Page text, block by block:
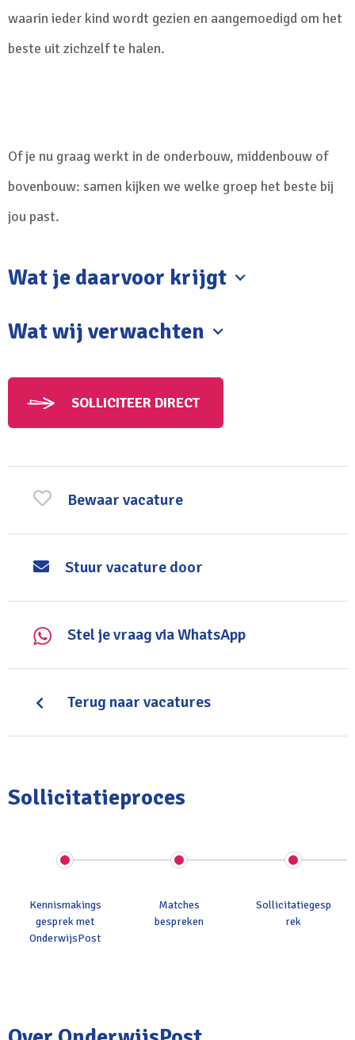
waarin ieder kind wordt gezien en aangemoedigd om het
beste uit zichzelf te halen.
Of je nu graag werkt in de onderbouw, middenbouw of
bovenbouw: samen kijken we welke groep het beste bij
jou past.
Wat je daarvoor krijgt
Wat wij verwachten
Je hebt affiniteit met het primair onderwijs en met
leerlingen van verschillende leeftijden
Je bent pedagogisch sterk en weet structuur en rust
te bieden
en bent een teamspeler
SOLLICITEER DIRECT
Bewaar vacature
Stuur vacature door
Stel je vraag via WhatsApp
Terug naar vacatures
Sollicitatieproces
Kennismakings
gesprek met
OnderwijsPost
Matches
bespreken
Sollicitatiegesp
rek